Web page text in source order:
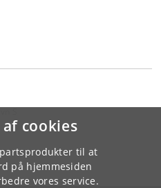
cookies
til at
på hjemmesiden
vores service.